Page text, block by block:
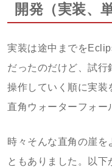
開発（実装、
実装は途中までを
だったのだけど、試行
操作していく順に実装
直角ウォーターフォー
時々そんな直角の崖を
ともありました。以